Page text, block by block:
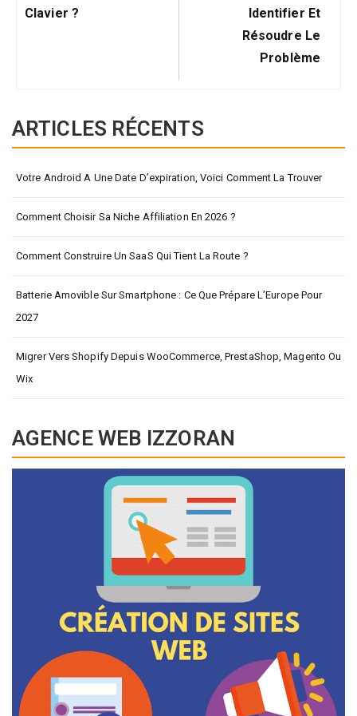
Clavier ?
Identifier Et
Résoudre Le
Problème
ARTICLES RÉCENTS
Votre Android A Une Date D’expiration, Voici Comment La Trouver
Comment Choisir Sa Niche Affiliation En 2026 ?
Comment Construire Un SaaS Qui Tient La Route ?
Batterie Amovible Sur Smartphone : Ce Que Prépare L’Europe Pour
2027
Migrer Vers Shopify Depuis WooCommerce, PrestaShop, Magento Ou
Wix
AGENCE WEB IZZORAN